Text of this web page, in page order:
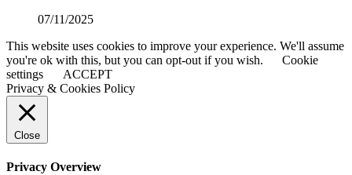
07/11/2025
This website uses cookies to improve your experience. We'll assume
you're ok with this, but you can opt-out if you wish.
Cookie
settings
ACCEPT
Privacy & Cookies Policy
Close
Privacy Overview